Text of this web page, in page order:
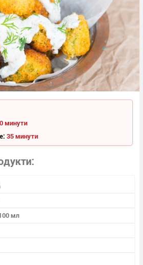
минути
35 минути
мл